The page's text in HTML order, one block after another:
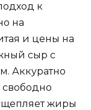
к
на
и цены на
сыр с
Аккуратно
жиры